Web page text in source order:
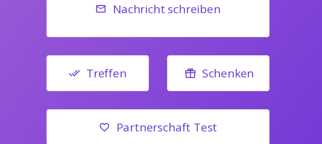
Nachricht schreiben
Treffen Schenken
Partnerschaft Test